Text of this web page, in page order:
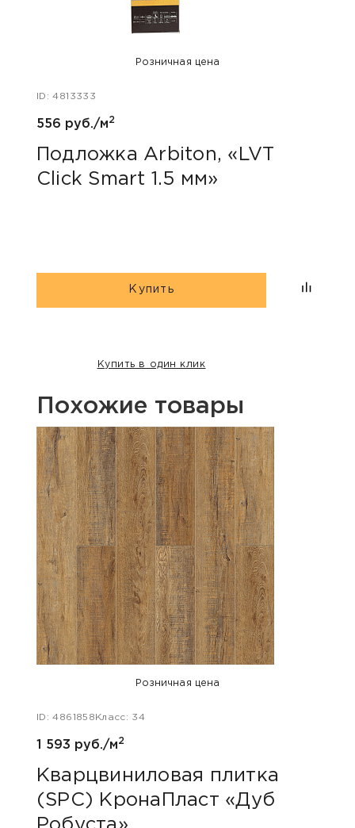
Розничная цена
ID: 4813333
556 руб./м2
Подложка Arbiton, «LVT
Click Smart 1.5 мм»
Купить
Купить в один клик
Похожие товары
Розничная цена
ID: 4861858 Класс: 34
1 593 руб./м2
Кварцвиниловая плитка
(SPC) КронаПласт «Дуб